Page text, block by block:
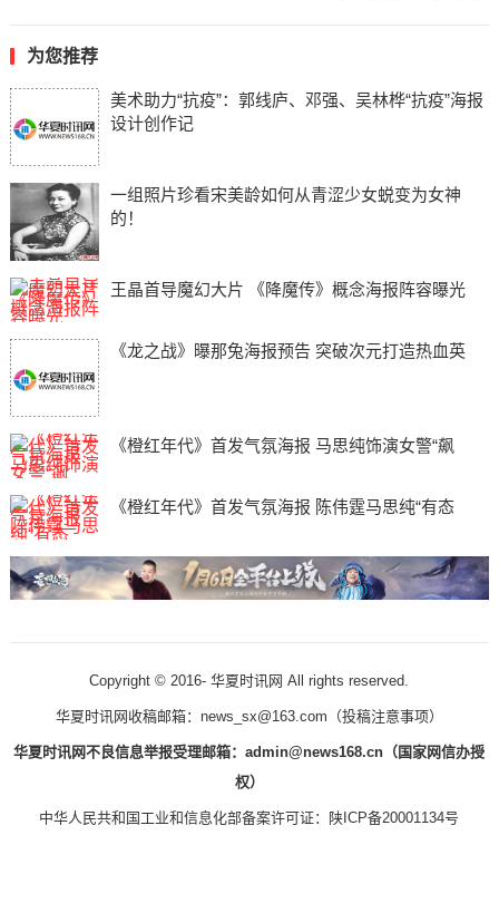
为您推荐
美术助力“抗疫”：郭线庐、邓强、吴林桦“抗疫”海报
设计创作记
一组照片珍看宋美龄如何从青涩少女蜕变为女神
的！
王晶首导魔幻大片 《降魔传》概念海报阵容曝光
《龙之战》曝那兔海报预告 突破次元打造热血英
《橙红年代》首发气氛海报 马思纯饰演女警“飙
《橙红年代》首发气氛海报 陈伟霆马思纯“有态
Copyright © 2016- 华夏时讯网 All rights reserved.
华夏时讯网收稿邮箱：news_sx@163.com（投稿注意事项）
华夏时讯网不良信息举报受理邮箱：admin@news168.cn（国家网信办授
权）
中华人民共和国工业和信息化部备案许可证： 陕ICP备20001134号